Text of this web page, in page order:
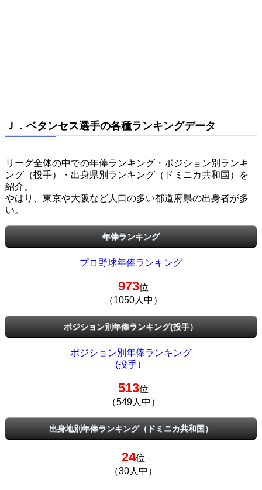
Ｊ．ベタンセス選手の各種ランキングデータ
リーグ全体の中での年俸ランキング・ポジション別ランキ
ング（投手）・出身県別ランキング（ドミニカ共和国）を
紹介。
やはり、東京や大阪など人口の多い都道府県の出身者が多
い。
年俸ランキング
プロ野球年俸ランキング
973位
（1050人中）
ポジション別年俸ランキング(投手）
ポジション別年俸ランキング
(投手）
513位
（549人中）
出身地別年俸ランキング（ドミニカ共和国）
24位
（30人中）